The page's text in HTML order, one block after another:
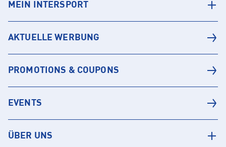
MEIN INTERSPORT
AKTUELLE WERBUNG
PROMOTIONS & COUPONS
EVENTS
ÜBER UNS